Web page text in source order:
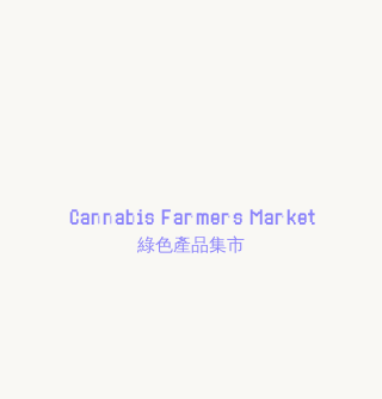
Cannabis Farmers Market
綠色產品集市